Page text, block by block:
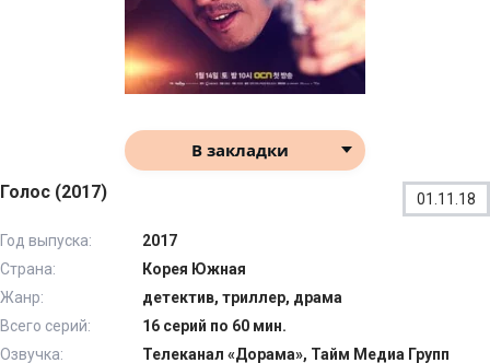
В закладки
Голос (2017) 01.11.18
Год выпуска:
2017
Страна:
Корея Южная
Жанр:
детектив, триллер, драма
Всего серий:
16 серий по 60 мин.
Озвучка:
Телеканал «Дорама», Тайм Медиа Групп